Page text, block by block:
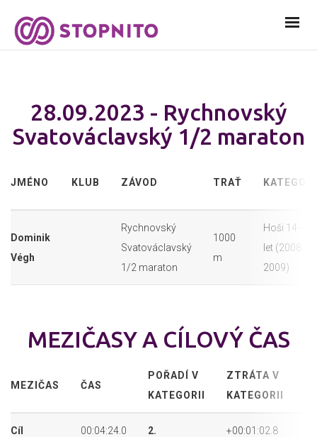
28.09.2023 - Rychnovský
Svatováclavský 1/2 maraton
JMÉNO KLUB ZÁVOD TRAŤ
Dominik
Végh
Rychnovský
Svatováclavský
1/2 maraton
1000
m
Hoši 14 - 15
let (2008 -
2009)
MEZIČASY A CÍLOVÝ ČAS
MEZIČAS ČAS
POŘADÍ V
KATEGORII
ZTRÁTA V
KATEGORII
Cíl 00:04:24.0 2. +00:01:02.8